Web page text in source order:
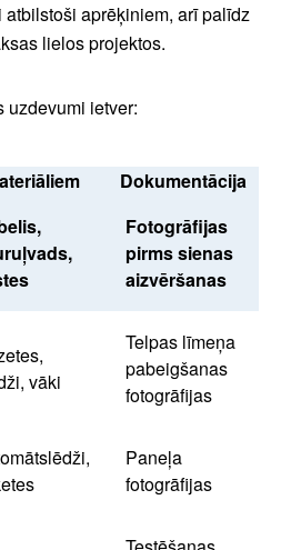
aprēķiniem, arī palīdz
lielos projektos.
ietver:
Dokumentācija
Fotogrāfijas
pirms sienas
aizvēršanas
vāki
Telpas līmeņa
pabeigšanas
fotogrāfijas
Paneļa
fotogrāfijas